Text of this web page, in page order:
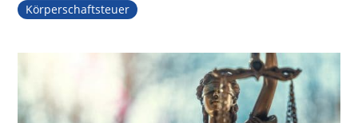
Körperschaftsteuer